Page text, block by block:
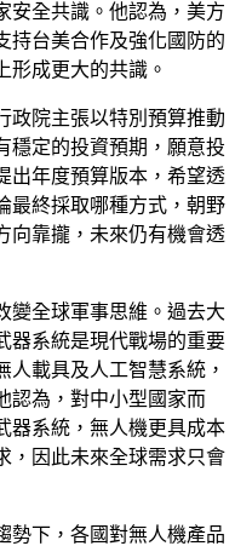
安全共識。他認為，美方
持台美合作及強化國防的
形成更大的共識。
政院主張以特別預算推動
穩定的投資預期，願意投
出年度預算版本，希望透
最終採取哪種方式，朝野
向靠攏，未來仍有機會透
變全球軍事思維。過去大
器系統是現代戰場的重要
人載具及人工智慧系統，
認為，對中小型國家而
器系統，無人機更具成本
，因此未來全球需求只會
勢下，各國對無人機產品